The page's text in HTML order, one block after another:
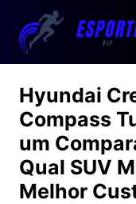
Hyundai
Compass
um
Qual SUV
Melhor